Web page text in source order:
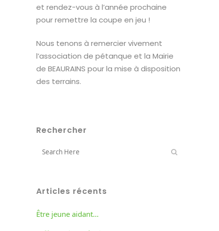
et rendez-vous à l’année prochaine
pour remettre la coupe en jeu !
Nous tenons à remercier vivement
l’association de pétanque et la Mairie
de BEAURAINS pour la mise à disposition
des terrains.
Rechercher
Articles récents
Être jeune aidant…